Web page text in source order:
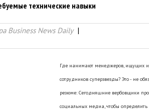
технические навыки
Business News Daily
Где нанимают менеджеров, ищущих
сотрудников суперзвезды? Это - не
резюме: Сегодняшние вербовщики
социальных медиа, чтобы определить